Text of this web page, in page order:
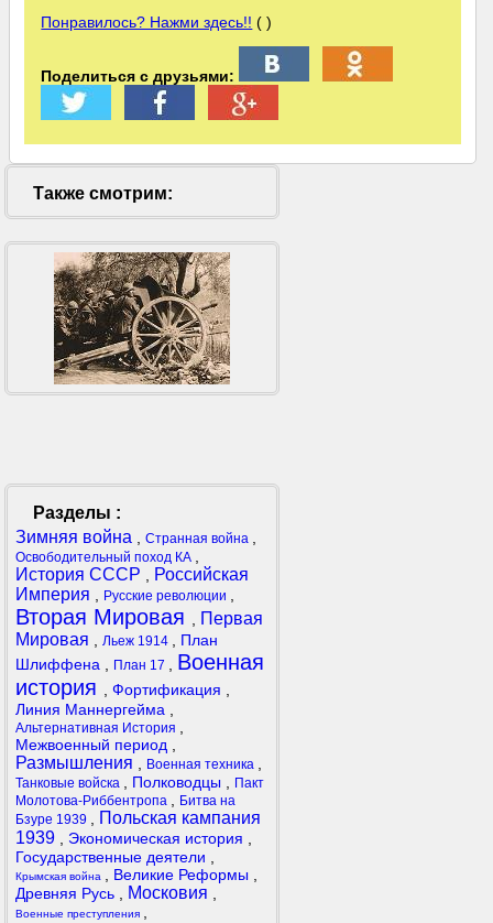
Понравилось? Нажми здесь!! ( )
Поделиться с друзьями:
Также смотрим:
Разделы :
Зимняя война
Странная война
Освободительный поход КА
История СССР
Российская
Империя
Русские революции
Вторая Мировая
Первая
Мировая
Льеж 1914
План
Шлиффена
План 17
Военная
история
Фортификация
Линия Маннергейма
Альтернативная История
Межвоенный период
Размышления Военная техника
Танковые войска Полководцы
Пакт
Молотова-Риббентропа
Битва на
Бзуре 1939
Польская кампания
1939
Экономическая история
Государственные деятели
Крымская война Великие Реформы
Древняя Русь
Московия
Военные преступления